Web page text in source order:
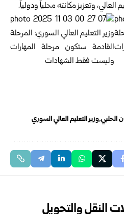
وتعزيز مكانته محلياً ودولياً.
الحلبي وزير التعليم العالي السوري
النقل والتحويل